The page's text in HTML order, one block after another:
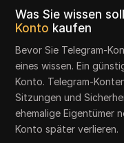
Was Sie wissen
Konto kaufen
Bevor Sie Telegram-
eines wissen. Ein
Konto. Telegram-
Sitzungen und
ehemalige Eigentümer
Konto später verlieren.